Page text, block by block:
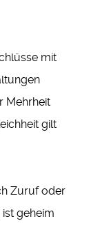
mit
Mehrheit
gilt
Zuruf oder
geheim